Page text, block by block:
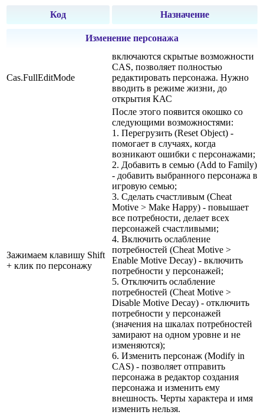
Код Назначение
Изменение персонажа
Cas.FullEditMode
включаются скрытые возможности
CAS, позволяет полностью
редактировать персонажа. Нужно
вводить в режиме жизни, до
открытия КАС
Зажимаем клавишу Shift
+ клик по персонажу
После этого появится окошко со
следующими возможностями:
1. Перегрузить (Reset Object) -
помогает в случаях, когда
возникают ошибки с персонажами;
2. Добавить в семью (Add to Family)
- добавить выбранного персонажа в
игровую семью;
3. Сделать счастливым (Cheat
Motive > Make Happy) - повышает
все потребности, делает всех
персонажей счастливыми;
4. Включить ослабление
потребностей (Cheat Motive >
Enable Motive Decay) - включить
потребности у персонажей;
5. Отключить ослабление
потребностей (Cheat Motive >
Disable Motive Decay) - отключить
потребности у персонажей
(значения на шкалах потребностей
замирают на одном уровне и не
изменяются);
6. Изменить персонаж (Modify in
CAS) - позволяет отправить
персонажа в редактор создания
персонажа и изменить ему
внешность. Черты характера и имя
изменить нельзя.